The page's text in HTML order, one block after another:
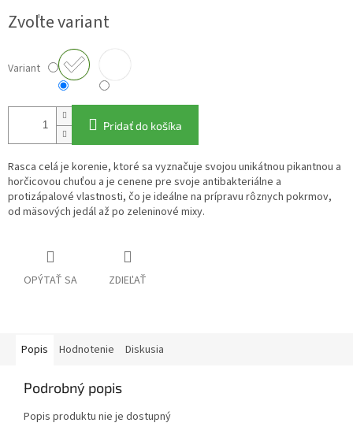
Zvoľte variant
Variant
Pridať do košíka
Rasca celá je korenie, ktoré sa vyznačuje svojou unikátnou pikantnou a
horčicovou chuťou a je cenene pre svoje antibakteriálne a
protizápalové vlastnosti, čo je ideálne na prípravu rôznych pokrmov,
od mäsových jedál až po zeleninové mixy.
OPÝTAŤ SA ZDIEĽAŤ
Popis Hodnotenie Diskusia
Podrobný popis
Popis produktu nie je dostupný